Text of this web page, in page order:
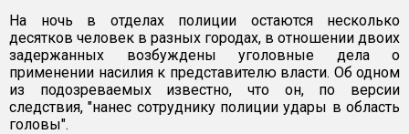
На ночь в отделах полиции остаются несколько
десятков человек в разных городах, в отношении двоих
задержанных возбуждены уголовные дела о
применении насилия к представителю власти. Об одном
из подозреваемых известно, что он, по версии
следствия, "нанес сотруднику полиции удары в область
головы".